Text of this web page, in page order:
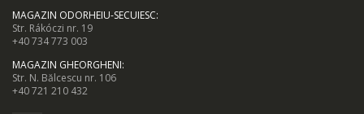
MAGAZIN ODORHEIU-SECUIESC:
Str. Rákóczi nr. 19
+40 734 773 003
MAGAZIN GHEORGHENI:
Str. N. Bălcescu nr. 106
+40 721 210 432